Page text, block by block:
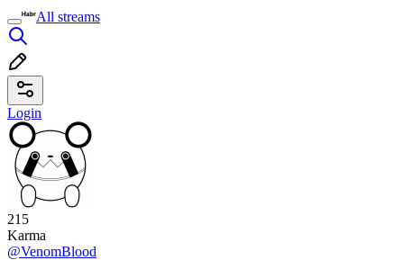
All streams
Login
215
Karma
@VenomBlood